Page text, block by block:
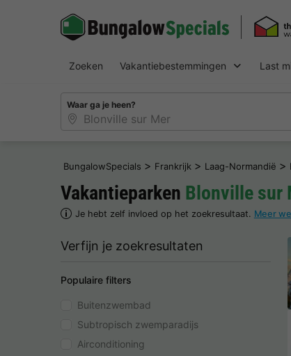
Zoeken Vakantiebestemmingen Last
Waar ga je heen?
BungalowSpecials > Frankrijk > Laag-Normandië >
Vakantieparken Blonville sur
Je hebt zelf invloed op het zoekresultaat. Meer
Verfijn je zoekresultaten
Populaire filters
Buitenzwembad
Subtropisch zwemparadijs
Airconditioning